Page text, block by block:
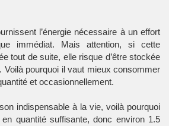
l’énergie nécessaire à un effort
immédiat. Mais attention, si cette
tout de suite, elle risque d’être stockée
Voilà pourquoi il vaut mieux consommer
et occasionnellement.
indispensable à la vie, voilà pourquoi
quantité suffisante, donc environ 1.5